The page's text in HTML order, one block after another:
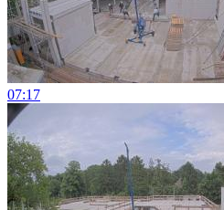
07:17